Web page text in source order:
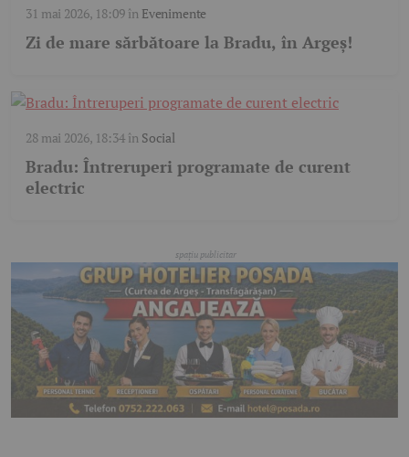
31 mai 2026, 18:09în Evenimente
Zi de mare sărbătoare la Bradu, în Argeș!
28 mai 2026, 18:34în Social
Bradu: Întreruperi programate de curent
electric